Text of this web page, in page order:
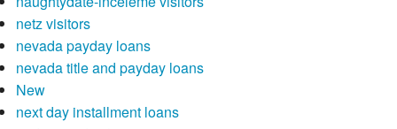
netz visitors
nevada payday loans
nevada title and payday loans
New
next day installment loans